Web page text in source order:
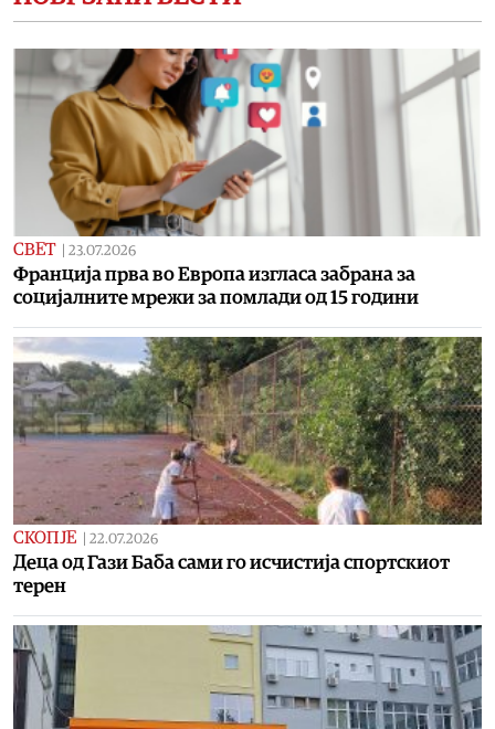
СВЕТ | 23.07.2026
Франција прва во Европа изгласа забрана за
социјалните мрежи за помлади од 15 години
СКОПЈЕ | 22.07.2026
Деца од Гази Баба сами го исчистија спортскиот
терен